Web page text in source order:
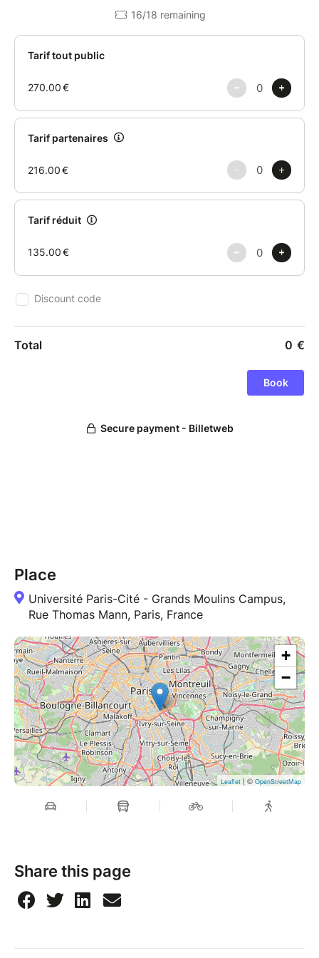
Place
Université Paris-Cité - Grands Moulins Campus,
Rue Thomas Mann, Paris, France
+
−
Leaflet | © OpenStreetMap
Share this page